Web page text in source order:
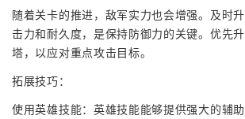
随着关卡的推进，敌军实力也会增强。及时
击力和耐久度，是保持防御力的关键。优先
塔，以应对重点攻击目标。
拓展技巧：
使用英雄技能：英雄技能能够提供强大的辅助